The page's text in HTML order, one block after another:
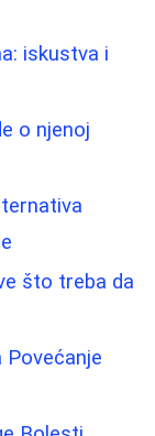
iskustva i
o njenoj
što treba da
Povećanje